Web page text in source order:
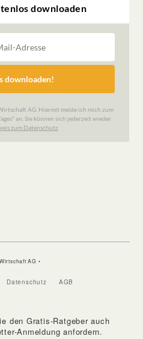
AG •
Datenschutz AGB
den Gratis-Ratgeber auch
Anmeldung anfordern.